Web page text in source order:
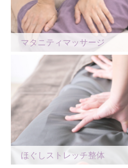
マタニティマッサージ
ほぐしストレッチ整体